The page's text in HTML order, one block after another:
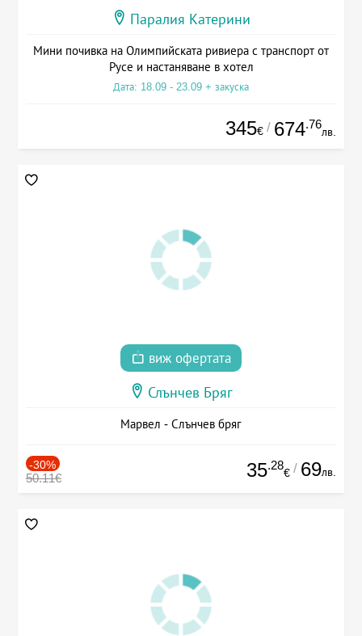
Паралия Катерини
Мини почивка на Олимпийската ривиера с транспорт от
Русе и настаняване в хотел
Дата: 18.09 - 23.09 + закуска
345€ / 674.76
лв.
виж офертата
Слънчев Бряг
Марвел - Слънчев бряг
-30%
50.11€ 35.28
€ / 69лв.